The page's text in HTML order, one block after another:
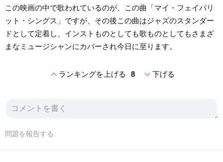
この映画の中で歌われているのが、この曲「マイ・フェイバリ
ット・シングス」ですが、その後この曲はジャズのスタンダー
ドとして定着し、インストものとしても歌ものとしてもさまざ
まなミュージシャンにカバーされ今日に至ります。
expand_lessランキングを上げる 8 expand_more下げる
問題を報告する